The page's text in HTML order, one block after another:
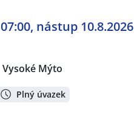
nástup
Vysoké Mýto
Plný úvazek